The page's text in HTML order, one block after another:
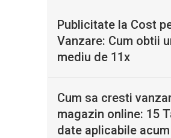
Publicitate la Cost
Vanzare: Cum obtii
mediu de 11x
Cum sa cresti
magazin online: 15
date aplicabile acum